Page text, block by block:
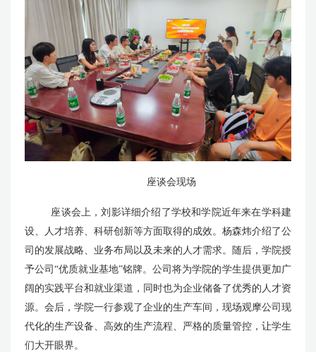
座谈会现场
座谈会上，刘影详细介绍了学校和学院近年来在学科建
设、人才培养、科研创新等方面取得的成效。杨森炜介绍了公
司的发展战略、业务布局以及未来的人才需求。随后，学院授
予公司“优质就业基地”铭牌。公司将为学院的学生提供更加广
阔的实践平台和就业渠道，同时也为企业储备了优秀的人才资
源。会后，学院一行参观了企业的生产车间，现场观摩公司现
代化的生产设备、高效的生产流程、严格的质量管控，让学生
们大开眼界。